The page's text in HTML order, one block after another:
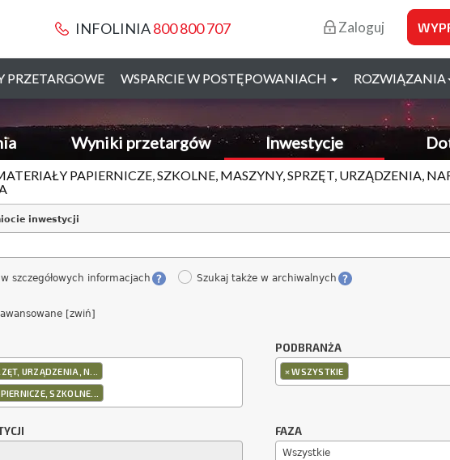
INFOLINIA800 800 707 Zaloguj
PRZETARGOWE WSPARCIE W POSTĘPOWANIACH ROZWIĄZANIA
Wyniki przetargów Inwestycje
PAPIERNICZE, SZKOLNE, MASZYNY, SPRZĘT, URZĄDZENIA,
inwestycji
szczegółowych informacjach Szukaj także w archiwalnych
[zwiń]
URZĄDZENIA, N...
SZKOLNE...
PODBRANŻA
×WSZYSTKIE
FAZA
Wszystkie